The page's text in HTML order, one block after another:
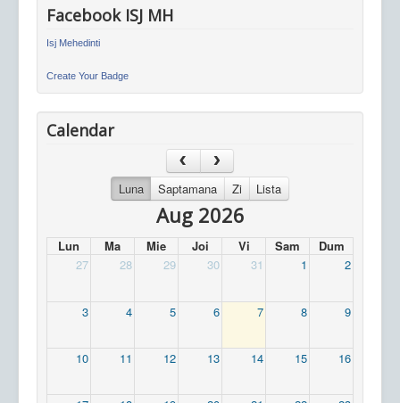
Facebook ISJ MH
Isj Mehedinti
Create Your Badge
Calendar
Luna Saptamana Zi Lista
Aug 2026
Lun Ma Mie Joi Vi Sam
Dum
27
28 29 30 31 1 2
3 4 5 6 7 8 9
10 11 12 13 14 15 16